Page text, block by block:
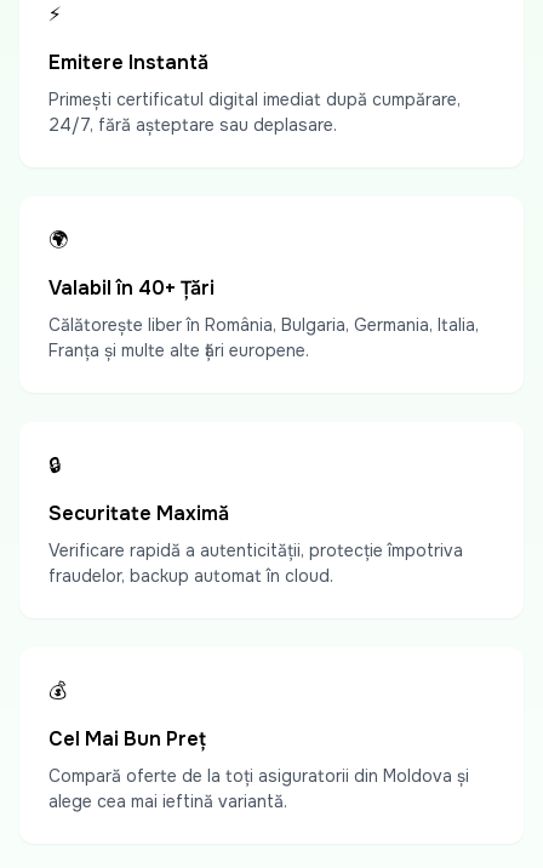
⚡
Emitere Instantă
Primești certificatul digital imediat după cumpărare,
24/7, fără așteptare sau deplasare.
🌍
Valabil în 40+ Țări
Călătorește liber în România, Bulgaria, Germania, Italia,
Franța și multe alte țări europene.
🔒
Securitate Maximă
Verificare rapidă a autenticității, protecție împotriva
fraudelor, backup automat în cloud.
💰
Cel Mai Bun Preț
Compară oferte de la toți asiguratorii din Moldova și
alege cea mai ieftină variantă.